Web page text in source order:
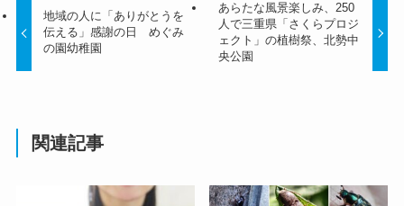
地域の人に「ありがとうを
伝える」感謝の日 めぐみ
の園幼稚園
あらたな風景楽しみ、250
人で三重県「さくらプロジ
ェクト」の植樹祭、北勢中
央公園
関連記事